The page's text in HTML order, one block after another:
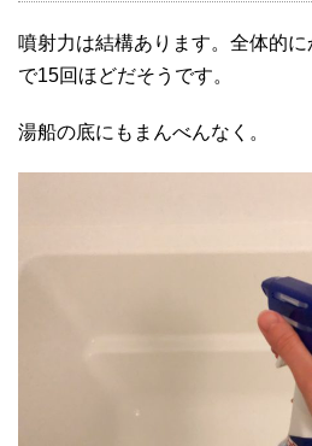
噴射力は結構あります。全体的
で15回ほどだそうです。
湯船の底にもまんべんなく。